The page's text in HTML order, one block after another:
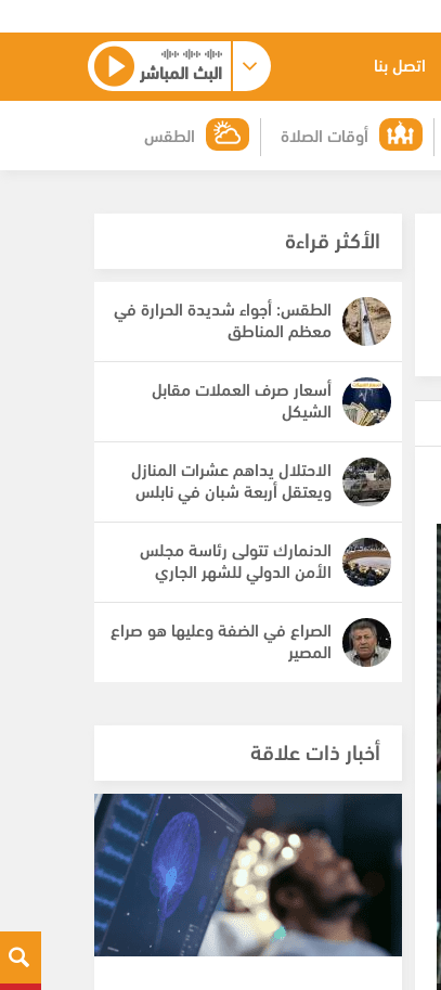
اتصل بنا البث المباشر
الطقس أوقات الصلاة
الأكثر قراءة
الطقس: أجواء شديدة الحرارة في
معظم المناطق
أسعار صرف العملات مقابل
الشيكل
الاحتلال يداهم عشرات المنازل
ويعتقل أربعة شبان في نابلس
الدنمارك تتولى رئاسة مجلس
الأمن الدولي للشهر الجاري
الصراع في الضفة وعليها هو صراع
المصير
أخبار ذات علاقة